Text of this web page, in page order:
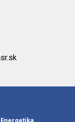
Energetika